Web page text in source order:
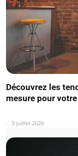
Découvrez les
mesure pour
3 juillet 2026